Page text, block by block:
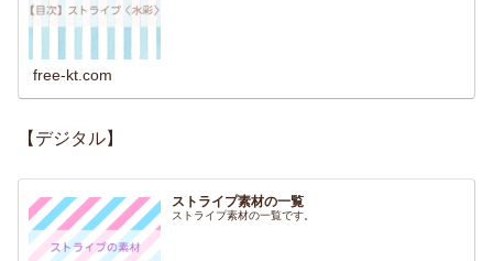
free-kt.com
【デジタル】
ストライプ素材の一覧
ストライプ素材の一覧です。